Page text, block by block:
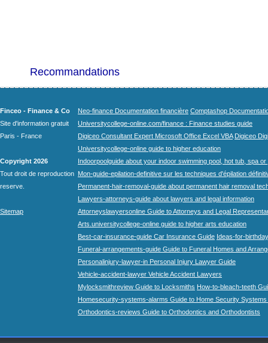
Recommandations
Finceo - Finance & Co
Site d'information gratuit
Paris - France
Copyright 2026
Tout droit de reproduction
reserve.
Sitemap
Neo-finance Documentation financière Comptashop
Universitycollege-online.com/finance : Finance studies guide
Digiceo Consultant Expert Microsoft Office Excel VBA Digiceo
Universitycollege-online guide to higher education
Indoorpoolguide about your indoor swimming pool, hot tub, spa
Mon-guide-epilation-definitive sur les techniques d'épilation
Permanent-hair-removal-guide about permanent hair removal
Lawyers-attorneys-guide about lawyers and legal information
Attorneyslawyersonline Guide to Attorneys and Legal
Arts.universitycollege-online guide to higher arts education
Best-car-insurance-guide Car Insurance Guide Ideas-for-
Funeral-arrangements-guide Guide to Funeral Homes and
Personalinjury-lawyer-in Personal Injury Lawyer Guide
Vehicle-accident-lawyer Vehicle Accident Lawyers
Mylocksmithreview Guide to Locksmiths How-to-bleach-teeth
Homesecurity-systems-alarms Guide to Home Security Systems
Orthodontics-reviews Guide to Orthodontics and Orthodontists